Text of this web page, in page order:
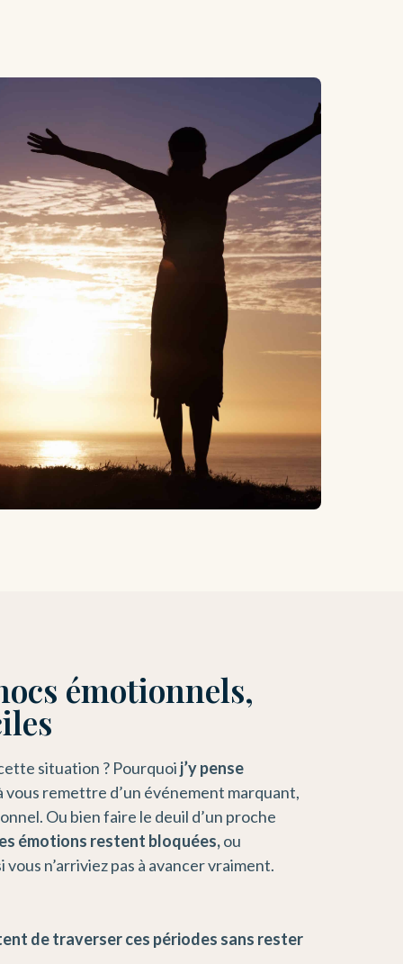
émotionnels,
situation ? Pourquoi j’y pense
vous remettre d’un événement marquant,
Ou bien faire le deuil d’un proche
émotions restent bloquées,ou
n’arriviez pas à avancer vraiment.
de traverser ces périodes sans rester